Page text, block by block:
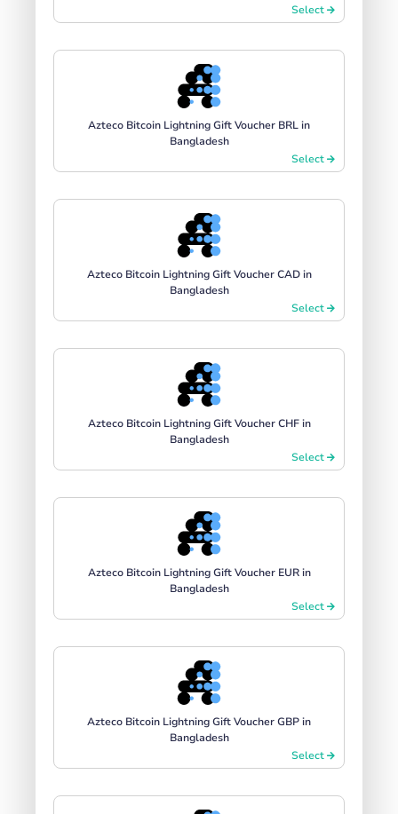
Select
Azteco Bitcoin Lightning Gift Voucher BRL in
Bangladesh
Select
Azteco Bitcoin Lightning Gift Voucher CAD in
Bangladesh
Select
Azteco Bitcoin Lightning Gift Voucher CHF in
Bangladesh
Select
Azteco Bitcoin Lightning Gift Voucher EUR in
Bangladesh
Select
Azteco Bitcoin Lightning Gift Voucher GBP in
Bangladesh
Select